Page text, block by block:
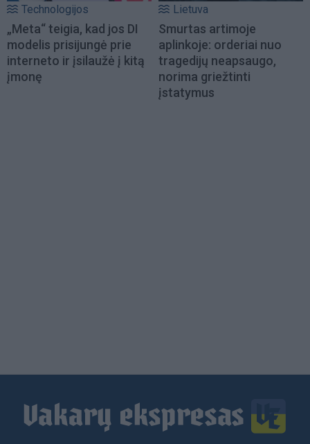
Technologijos
„Meta“ teigia, kad jos DI
modelis prisijungė prie
interneto ir įsilaužė į kitą
įmonę
Lietuva
Smurtas artimoje
aplinkoje: orderiai nuo
tragedijų neapsaugo,
norima griežtinti
įstatymus